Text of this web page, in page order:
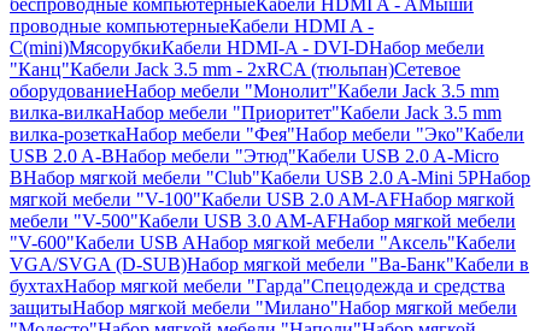
беспроводные компьютерныеКабели HDMI A - AМыши
проводные компьютерныеКабели HDMI A -
C(mini)МясорубкиКабели HDMI-A - DVI-DНабор мебели
"Канц"Кабели Jack 3.5 mm - 2xRCA (тюльпан)Сетевое
оборудованиеНабор мебели "Монолит"Кабели Jack 3.5 mm
вилка-вилкаНабор мебели "Приоритет"Кабели Jack 3.5 mm
вилка-розеткаНабор мебели "Фея"Набор мебели "Эко"Кабели
USB 2.0 A-BНабор мебели "Этюд"Кабели USB 2.0 A-Micro
BНабор мягкой мебели "Club"Кабели USB 2.0 A-Mini 5PНабор
мягкой мебели "V-100"Кабели USB 2.0 AM-AFНабор мягкой
мебели "V-500"Кабели USB 3.0 AM-AFНабор мягкой мебели
"V-600"Кабели USB AНабор мягкой мебели "Аксель"Кабели
VGA/SVGA (D-SUB)Набор мягкой мебели "Ва-Банк"Кабели в
бухтахНабор мягкой мебели "Гарда"Спецодежда и средства
защитыНабор мягкой мебели "Милано"Набор мягкой мебели